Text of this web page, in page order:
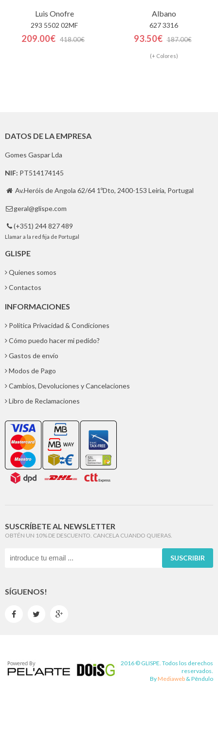
Luis Onofre
293 5502 02MF
209.00€ 418.00€
Albano
627 3316
93.50€ 187.00€
(+ Colores)
DATOS DE LA EMPRESA
Gomes Gaspar Lda
NIF: PT514174145
 Av.Heróis de Angola 62/64 1ºDto, 2400-153 Leiria, Portugal
 geral@glispe.com
 (+351) 244 827 489
Llamar a la red fija de Portugal
GLISPE
Quienes somos
Contactos
INFORMACIONES
Política Privacidad & Condiciones
Cómo puedo hacer mi pedido?
Gastos de envío
Modos de Pago
Cambios, Devoluciones y Cancelaciones
Libro de Reclamaciones
SUSCRÍBETE AL NEWSLETTER
OBTÉN UN 10% DE DESCUENTO. CANCELA CUANDO QUIERAS.
SUSCRIBIR
SÍGUENOS!
  
2016 © GLISPE. Todos los derechos
reservados.
By Mediaweb & Pêndulo